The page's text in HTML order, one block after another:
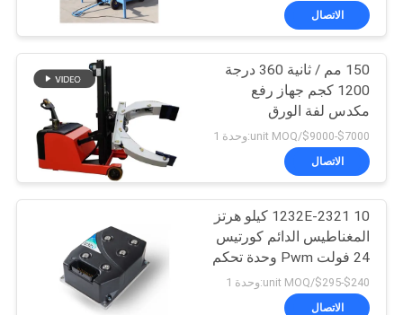
أخبار
اطلب
اقتباس
خريطة
الموقع
PRIVACY
POLICY
مكدس البليت اليدوي
شاحنة يدوية بمنصة
نقالة هيدروليكية
28
الاتصال
150 مم / ثانية 360 درجة
1200 كجم جهاز رفع
مكدس لفة الورق
$7000-$9000/unit MOQ:وحدة 1
الاتصال
1232E-2321 10 كيلو هرتز
المغناطيس الدائم كورتيس
24 فولت Pwm وحدة تحكم
المحرك
$240-$295/unit MOQ:وحدة 1
الاتصال